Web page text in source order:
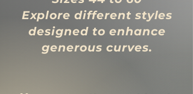
Explore different styles
designed to enhance
generous curves.